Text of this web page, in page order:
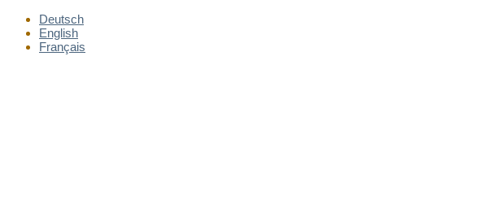
Deutsch
English
Français